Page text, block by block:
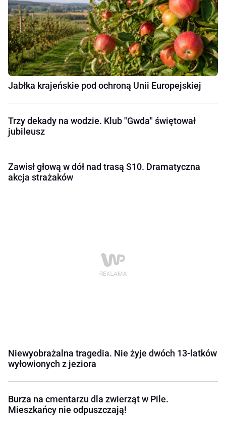
Jabłka krajeńskie pod ochroną Unii Europejskiej
Trzy dekady na wodzie. Klub "Gwda" świętował
jubileusz
Zawisł głową w dół nad trasą S10. Dramatyczna
akcja strażaków
Niewyobrażalna tragedia. Nie żyje dwóch 13-latków
wyłowionych z jeziora
Burza na cmentarzu dla zwierząt w Pile.
Mieszkańcy nie odpuszczają!